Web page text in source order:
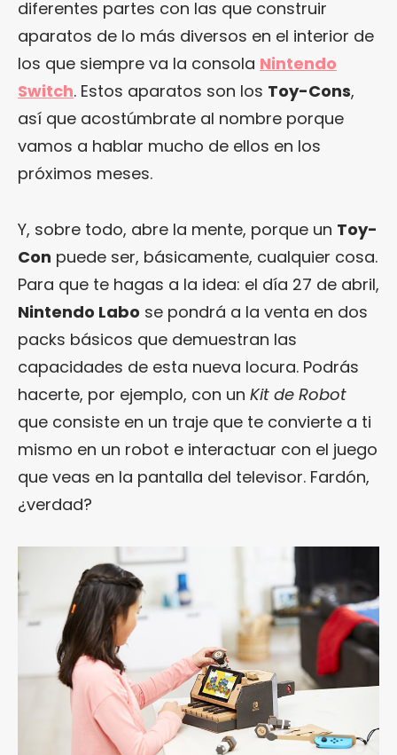
diferentes partes con las que construir
aparatos de lo más diversos en el interior de
los que siempre va la consola Nintendo
Switch. Estos aparatos son los Toy-Cons,
así que acostúmbrate al nombre porque
vamos a hablar mucho de ellos en los
próximos meses.
Y, sobre todo, abre la mente, porque un Toy-
Con puede ser, básicamente, cualquier cosa.
Para que te hagas a la idea: el día 27 de abril,
Nintendo Labo se pondrá a la venta en dos
packs básicos que demuestran las
capacidades de esta nueva locura. Podrás
hacerte, por ejemplo, con un Kit de Robot
que consiste en un traje que te convierte a ti
mismo en un robot e interactuar con el juego
que veas en la pantalla del televisor. Fardón,
¿verdad?